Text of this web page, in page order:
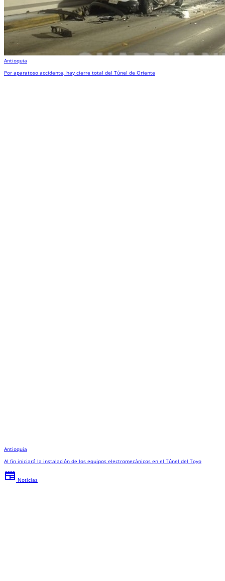
Antioquia
Por aparatoso accidente, hay cierre total del Túnel de Oriente
Antioquia
Al fin iniciará la instalación de los equipos electromecánicos en el Túnel del Toyo
newspaper Noticias